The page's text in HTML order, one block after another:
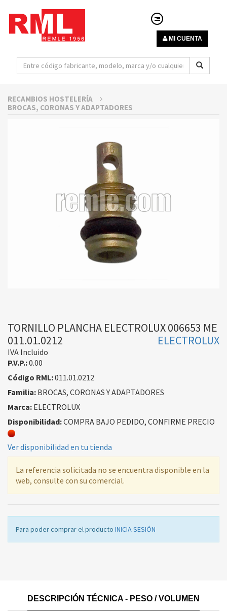
MI CUENTA
RECAMBIOS HOSTELERÍA
BROCAS, CORONAS Y ADAPTADORES
TORNILLO PLANCHA ELECTROLUX 006653 ME
011.01.0212
ELECTROLUX
IVA Incluido
P.V.P.:0.00
Código RML:011.01.0212
Familia: BROCAS, CORONAS Y ADAPTADORES
Marca: ELECTROLUX
Disponibilidad:COMPRA BAJO PEDIDO, CONFIRME PRECIO
Ver disponibilidad en tu tienda
La referencia solicitada no se encuentra disponible en la
web, consulte con su comercial.
Para poder comprar el producto INICIA SESIÓN
DESCRIPCIÓN TÉCNICA - PESO / VOLUMEN